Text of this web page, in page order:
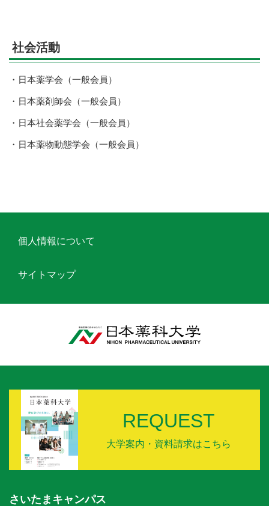
社会活動
日本薬学会（一般会員）
日本薬剤師会（一般会員）
日本社会薬学会（一般会員）
日本薬物動態学会（一般会員）
個人情報について
サイトマップ
REQUEST
大学案内・資料請求はこちら
さいたまキャンパス